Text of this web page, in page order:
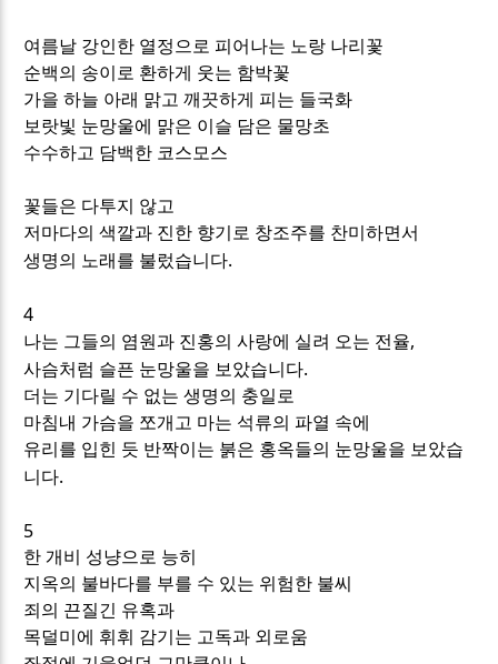
여름날 강인한 열정으로 피어나는 노랑 나리꽃
순백의 송이로 환하게 웃는 함박꽃
가을 하늘 아래 맑고 깨끗하게 피는 들국화
보랏빛 눈망울에 맑은 이슬 담은 물망초
수수하고 담백한 코스모스
꽃들은 다투지 않고
저마다의 색깔과 진한 향기로 창조주를 찬미하면서
생명의 노래를 불렀습니다.
4
나는 그들의 염원과 진홍의 사랑에 실려 오는 전율,
사슴처럼 슬픈 눈망울을 보았습니다.
더는 기다릴 수 없는 생명의 충일로
마침내 가슴을 쪼개고 마는 석류의 파열 속에
유리를 입힌 듯 반짝이는 붉은 홍옥들의 눈망울을 보았습
니다.
5
한 개비 성냥으로 능히
지옥의 불바다를 부를 수 있는 위험한 불씨
죄의 끈질긴 유혹과
목덜미에 휘휘 감기는 고독과 외로움